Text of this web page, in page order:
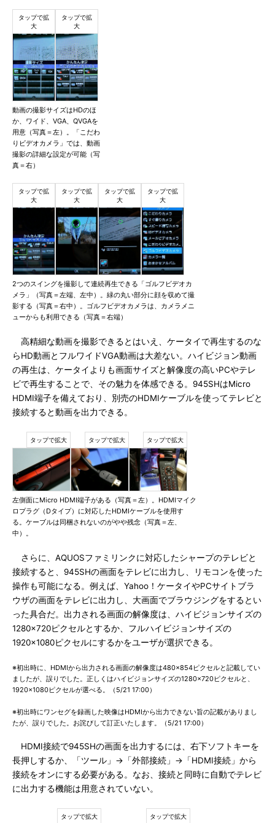
動画の撮影サイズはHDのほ
か、ワイド、VGA、QVGAを
用意（写真＝左）。「こだわ
りビデオカメラ」では、動画
撮影の詳細な設定が可能（写
真＝右）
2つのスイングを撮影して連続再生できる「ゴルフビデオカ
メラ」（写真＝左端、左中）。緑の丸い部分に顔を収めて撮
影する（写真＝右中）。ゴルフビデオカメラは、カメラメニ
ューからも利用できる（写真＝右端）
高精細な動画を撮影できるとはいえ、ケータイで再生するのな
らHD動画とフルワイドVGA動画は大差ない。ハイビジョン動画
の再生は、ケータイよりも画面サイズと解像度の高いPCやテレ
ビで再生することで、その魅力を体感できる。945SHはMicro
HDMI端子を備えており、別売のHDMIケーブルを使ってテレビと
接続すると動画を出力できる。
左側面にMicro HDMI端子がある（写真＝左）。HDMIマイク
ロプラグ（Dタイプ）に対応したHDMIケーブルを使用す
る。ケーブルは同梱されないのがやや残念（写真＝左、
中）。
さらに、AQUOSファミリンクに対応したシャープのテレビと
接続すると、945SHの画面をテレビに出力し、リモコンを使った
操作も可能になる。例えば、Yahoo！ケータイやPCサイトブラ
ウザの画面をテレビに出力し、大画面でブラウジングをするとい
った具合だ。出力される画面の解像度は、ハイビジョンサイズの
1280×720ピクセルとするか、フルハイビジョンサイズの
1920×1080ピクセルにするかをユーザが選択できる。
※初出時に、HDMIから出力される画面の解像度は480×854ピクセルと記載してい
ましたが、誤りでした。正しくはハイビジョンサイズの1280×720ピクセルと、
1920×1080ピクセルが選べる。（5/21 17:00）
※初出時にワンセグを録画した映像はHDMIから出力できない旨の記載がありまし
たが、誤りでした。お詫びして訂正いたします。（5/21 17:00）
HDMI接続で945SHの画面を出力するには、右下ソフトキーを
長押しするか、「ツール」→「外部接続」→「HDMI接続」から
接続をオンにする必要がある。なお、接続と同時に自動でテレビ
に出力する機能は用意されていない。